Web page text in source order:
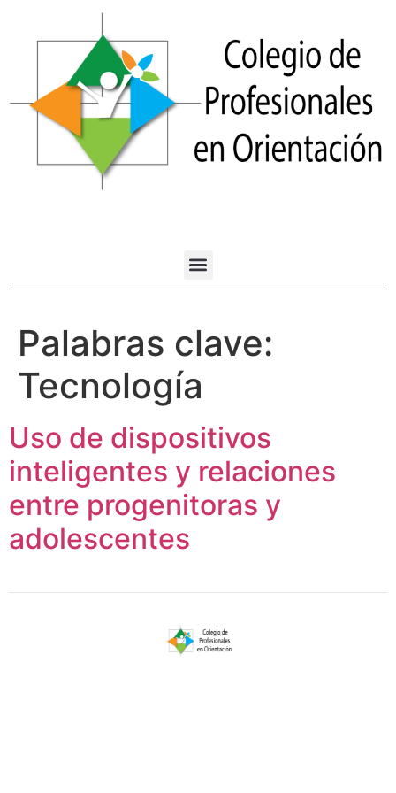
Palabras clave:
Tecnología
Uso de dispositivos
inteligentes y relaciones
entre progenitoras y
adolescentes